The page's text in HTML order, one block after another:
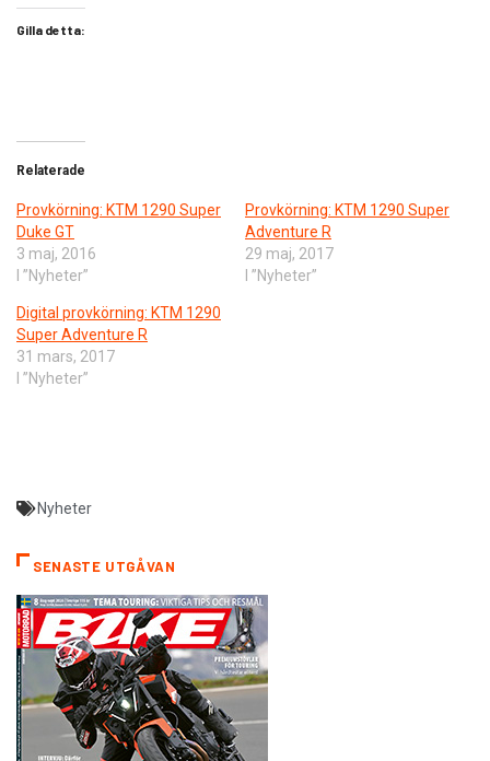
Gilla detta:
Relaterade
Provkörning: ​KTM 1290 Super
Duke GT
3 maj, 2016
I ”Nyheter”
Provkörning: KTM 1290 Super
Adventure R
29 maj, 2017
I ”Nyheter”
Digital provkörning: KTM 1290
Super Adventure R
31 mars, 2017
I ”Nyheter”
Nyheter
SENASTE UTGÅVAN